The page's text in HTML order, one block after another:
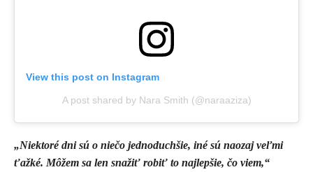
View this post on Instagram
A post shared by Nara Smith (@naraaziza)
„Niektoré dni sú o niečo jednoduchšie, iné sú naozaj veľmi
ťažké. Môžem sa len snažiť robiť to najlepšie, čo viem,“